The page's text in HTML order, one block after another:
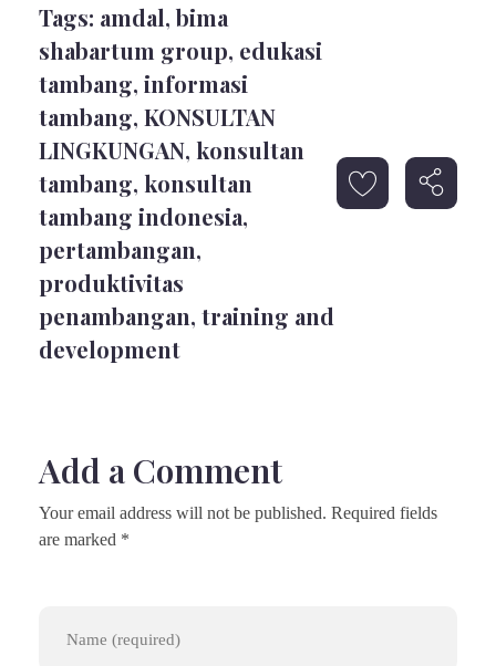
Tags: amdal, bima
shabartum group, edukasi
tambang, informasi
tambang, KONSULTAN
LINGKUNGAN, konsultan
tambang, konsultan
tambang indonesia,
pertambangan,
produktivitas
penambangan, training and
development
Add a Comment
Your email address will not be published. Required fields
are marked *